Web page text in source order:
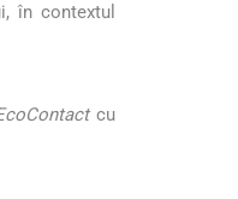
în contextul
cu